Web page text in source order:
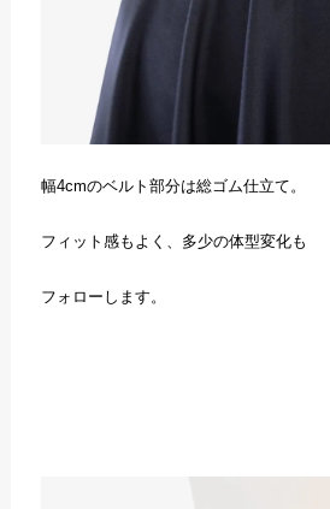
幅4cmのベルト部分は総ゴム仕立て。
フィット感もよく、多少の体型変化も
フォローします。